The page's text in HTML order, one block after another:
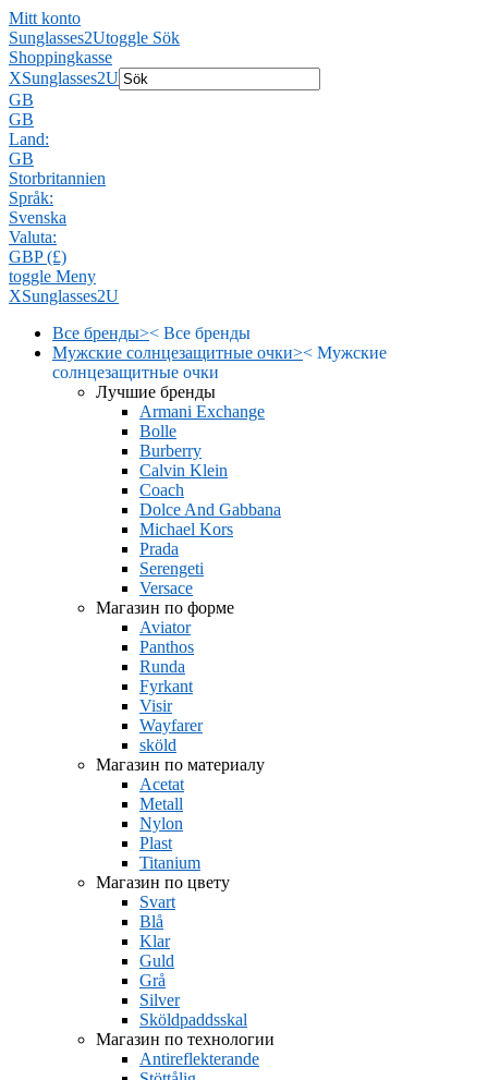
Mitt konto
Sunglasses2Utoggle Sök
Shoppingkasse
XSunglasses2U
GB
GB
Land:
GB
Storbritannien
Språk:
Svenska
Valuta:
GBP (£)
toggle Meny
XSunglasses2U
Все бренды>< Все бренды
Мужские солнцезащитные очки>< Мужские
солнцезащитные очки
Лучшие бренды
Armani Exchange
Bolle
Burberry
Calvin Klein
Coach
Dolce And Gabbana
Michael Kors
Prada
Serengeti
Versace
Магазин по форме
Aviator
Panthos
Runda
Fyrkant
Visir
Wayfarer
sköld
Магазин по материалу
Acetat
Metall
Nylon
Plast
Titanium
Магазин по цвету
Svart
Blå
Klar
Guld
Grå
Silver
Sköldpaddsskal
Магазин по технологии
Antireflekterande